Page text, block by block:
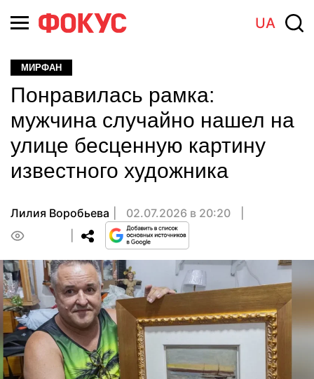
UA
МИРФАН
Понравилась рамка:
мужчина случайно нашел на
улице бесценную картину
известного художника
Лилия Воробьева
02.07.2026 в 20:20